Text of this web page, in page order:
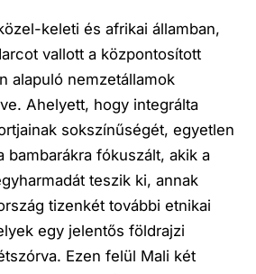
keleti és afrikai államban,
vallott a központosított
alapuló nemzetállamok
Ahelyett, hogy integrálta
sokszínűségét, egyetlen
bambarákra fókuszált, akik a
teszik ki, annak
tizenkét további etnikai
egy jelentős földrajzi
Ezen felül Mali két